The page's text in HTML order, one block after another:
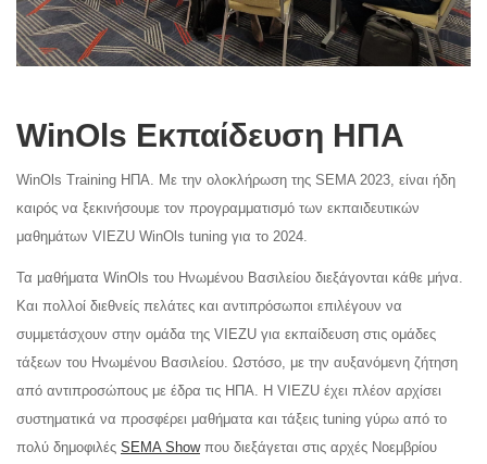
WinOls Εκπαίδευση ΗΠΑ
WinOls Training ΗΠΑ. Με την ολοκλήρωση της SEMA 2023, είναι ήδη
καιρός να ξεκινήσουμε τον προγραμματισμό των εκπαιδευτικών
μαθημάτων VIEZU WinOls tuning για το 2024.
Τα μαθήματα WinOls του Ηνωμένου Βασιλείου διεξάγονται κάθε μήνα.
Και πολλοί διεθνείς πελάτες και αντιπρόσωποι επιλέγουν να
συμμετάσχουν στην ομάδα της VIEZU για εκπαίδευση στις ομάδες
τάξεων του Ηνωμένου Βασιλείου. Ωστόσο, με την αυξανόμενη ζήτηση
από αντιπροσώπους με έδρα τις ΗΠΑ. Η VIEZU έχει πλέον αρχίσει
συστηματικά να προσφέρει μαθήματα και τάξεις tuning γύρω από το
πολύ δημοφιλές SEMA Showπου διεξάγεται στις αρχές Νοεμβρίου